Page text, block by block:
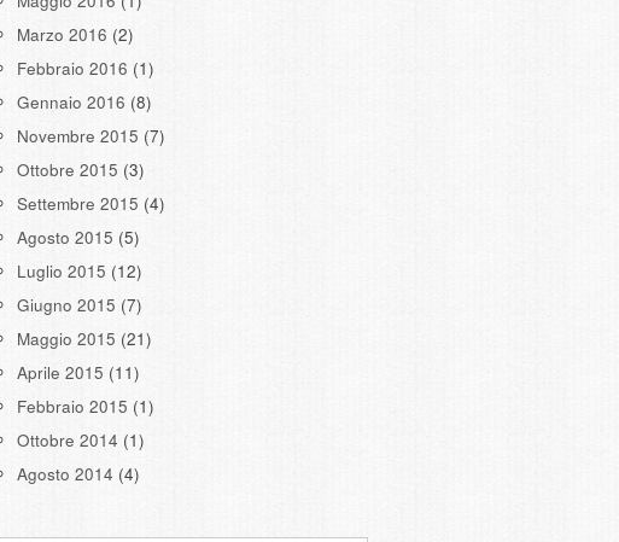
Marzo 2016 (2)
Febbraio 2016 (1)
Gennaio 2016 (8)
Novembre 2015 (7)
Ottobre 2015 (3)
Settembre 2015 (4)
Agosto 2015 (5)
Luglio 2015 (12)
Giugno 2015 (7)
Maggio 2015 (21)
Aprile 2015 (11)
Febbraio 2015 (1)
Ottobre 2014 (1)
Agosto 2014 (4)